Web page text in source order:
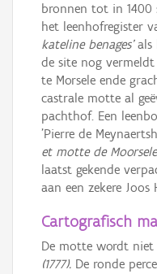
bronnen tot in 1400
het leenhofregister
kateline benages'als
de site nog
te Morsele ende
castrale motte al
pachthof. Een
'Pierre de
et motte de
laatst gekende
aan een zekere Joos
Cartografisch
De motte wordt niet
(1777). De ronde